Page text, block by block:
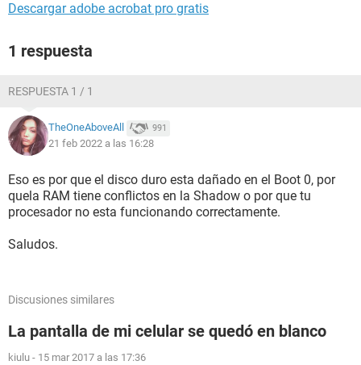
Descargar adobe acrobat pro gratis
1 respuesta
RESPUESTA 1 / 1
TheOneAboveAll 991
21 feb 2022 a las 16:28
Eso es por que el disco duro esta dañado en el Boot 0, por
quela RAM tiene conflictos en la Shadow o por que tu
procesador no esta funcionando correctamente.
Saludos.
Discusiones similares
La pantalla de mi celular se quedó en blanco
kiulu - 15 mar 2017 a las 17:36